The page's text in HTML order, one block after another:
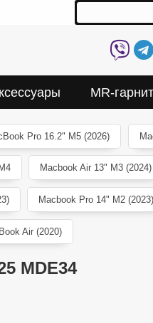
MR-
Pro 16.2" M5 (2026)
Macbook Air 13" M3 (2024)
Macbook Pro 14" M2 (2023)
Air (2020)
MDE34